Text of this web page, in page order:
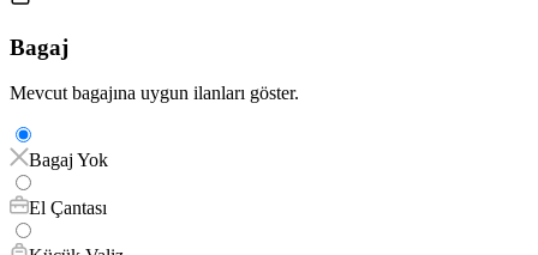
Bagaj
Mevcut bagajına uygun ilanları göster.
Bagaj Yok
El Çantası